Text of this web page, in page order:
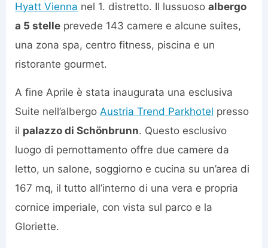
Hyatt Vienna nel 1. distretto. Il lussuoso albergo
a 5 stelle prevede 143 camere e alcune suites,
una zona spa, centro fitness, piscina e un
ristorante gourmet.
A fine Aprile è stata inaugurata una esclusiva
Suite nell’albergo Austria Trend Parkhotel presso
il palazzo di Schönbrunn. Questo esclusivo
luogo di pernottamento offre due camere da
letto, un salone, soggiorno e cucina su un’area di
167 mq, il tutto all’interno di una vera e propria
cornice imperiale, con vista sul parco e la
Gloriette.